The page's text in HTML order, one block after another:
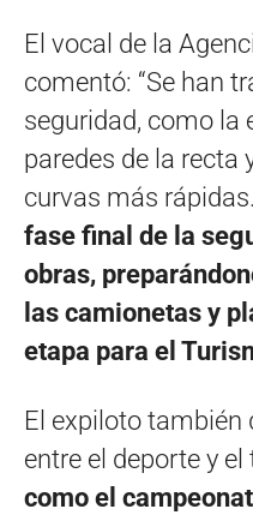
El vocal de la
comentó: “Se han
seguridad, como la
paredes de la recta
curvas más rápidas.
fase final de la
obras,
las camionetas y
etapa para el
El expiloto también
entre el deporte y el
como el